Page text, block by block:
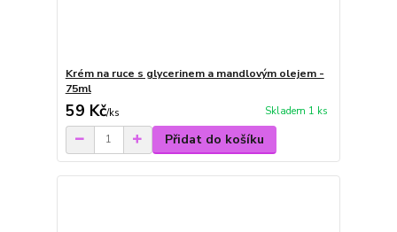
Krém na ruce s glycerinem a mandlovým olejem -
75ml
59 Kč/ks Skladem 1 ks
Přidat do košíku